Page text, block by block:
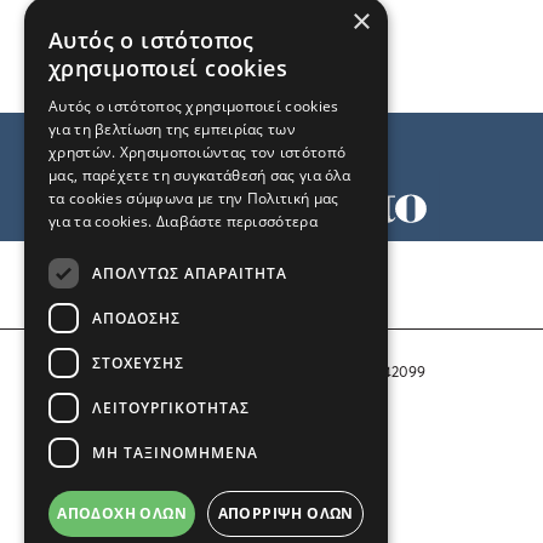
Αριθμός Πιστοποίησης Μ.Η.Τ. 242099
COPYRIGHT © 2026 Το Μανιφέστο
×
Αυτός ο ιστότοπος
χρησιμοποιεί cookies
Αυτός ο ιστότοπος χρησιμοποιεί cookies
για τη βελτίωση της εμπειρίας των
χρηστών. Χρησιμοποιώντας τον ιστότοπό
μας, παρέχετε τη συγκατάθεσή σας για όλα
τα cookies σύμφωνα με την Πολιτική μας
για τα cookies. Διαβάστε περισσότερα
ΑΠΟΛΎΤΩΣ ΑΠΑΡΑΊΤΗΤΑ
ΑΠΌΔΟΣΗΣ
ΣΤΌΧΕΥΣΗΣ
ΛΕΙΤΟΥΡΓΙΚΌΤΗΤΑΣ
ΜΗ ΤΑΞΙΝΟΜΗΜΈΝΑ
ΑΠΟΔΟΧΉ ΌΛΩΝ ΑΠΌΡΡΙΨΗ ΌΛΩΝ